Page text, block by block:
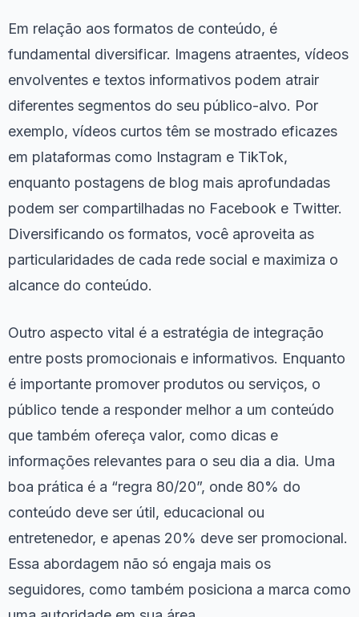
Em relação aos formatos de conteúdo, é
fundamental diversificar. Imagens atraentes, vídeos
envolventes e textos informativos podem atrair
diferentes segmentos do seu público-alvo. Por
exemplo, vídeos curtos têm se mostrado eficazes
em plataformas como Instagram e TikTok,
enquanto postagens de blog mais aprofundadas
podem ser compartilhadas no Facebook e Twitter.
Diversificando os formatos, você aproveita as
particularidades de cada rede social e maximiza o
alcance do conteúdo.
Outro aspecto vital é a estratégia de integração
entre posts promocionais e informativos. Enquanto
é importante promover produtos ou serviços, o
público tende a responder melhor a um conteúdo
que também ofereça valor, como dicas e
informações relevantes para o seu dia a dia. Uma
boa prática é a “regra 80/20”, onde 80% do
conteúdo deve ser útil, educacional ou
entretenedor, e apenas 20% deve ser promocional.
Essa abordagem não só engaja mais os
seguidores, como também posiciona a marca como